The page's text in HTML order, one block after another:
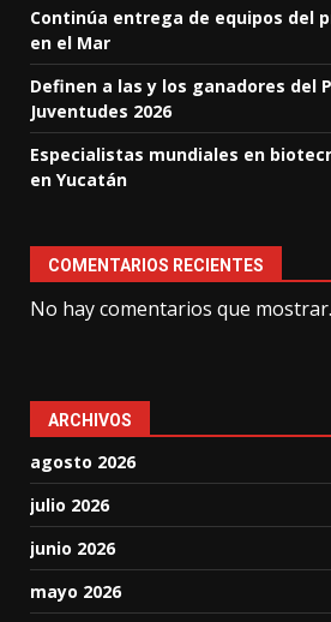
Continúa entrega de equipos del
en el Mar
Definen a las y los ganadores del
Juventudes 2026
Especialistas mundiales en
en Yucatán
COMENTARIOS RECIENTES
No hay comentarios que mostrar.
ARCHIVOS
agosto 2026
julio 2026
junio 2026
mayo 2026